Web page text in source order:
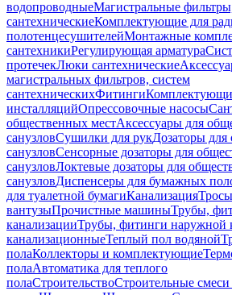
водопроводныеМагистральные
сантехническиеКомплектующие для
полотенцесушителейМонтажные
сантехникиРегулирующая арматура
протечекЛюки сантехнические
магистральных фильтров, систем
сантехническихФитинги
инсталляцийОпрессовочные насосы
общественных местАксессуары для
санузловСушилки для рукДозаторы
санузловСенсорные дозаторы для
санузловЛоктевые дозаторы для
санузловДиспенсеры для бумажных
для туалетной бумагиКанализация
вантузыПрочистные машиныТрубы,
канализацииТрубы, фитинги наружной
канализационныеТеплый пол водяной
полаКоллекторы и комплектующие
полаАвтоматика для теплого
полаСтроительствоСтроительные